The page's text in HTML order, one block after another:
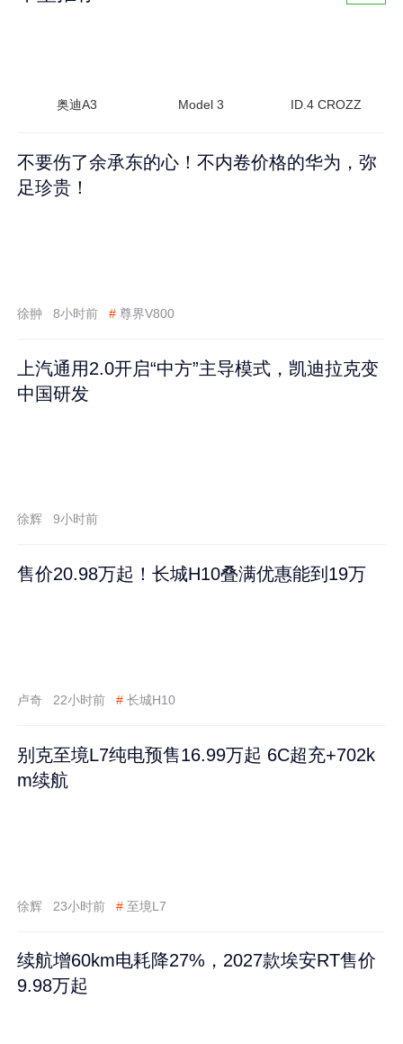
奥迪A3 Model 3 ID.4 CROZZ
不要伤了余承东的心！不内卷价格的华为，弥
足珍贵！
徐翀 8小时前 # 尊界V800
上汽通用2.0开启“中方”主导模式，凯迪拉克变
中国研发
徐辉 9小时前
售价20.98万起！长城H10叠满优惠能到19万
卢奇 22小时前 # 长城H10
别克至境L7纯电预售16.99万起 6C超充+702k
m续航
徐辉 23小时前 # 至境L7
续航增60km电耗降27%，2027款埃安RT售价
9.98万起